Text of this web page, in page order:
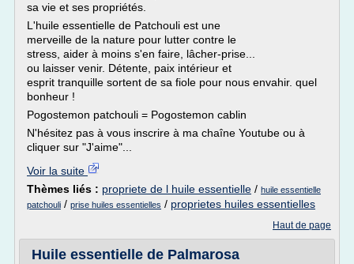
sa vie et ses propriétés.
L'huile essentielle de Patchouli est une
merveille de la nature pour lutter contre le
stress, aider à moins s'en faire, lâcher-prise...
ou laisser venir. Détente, paix intérieur et
esprit tranquille sortent de sa fiole pour nous envahir. quel
bonheur !
Pogostemon patchouli = Pogostemon cablin
N'hésitez pas à vous inscrire à ma chaîne Youtube ou à
cliquer sur "J'aime"...
Voir la suite
Thèmes liés : propriete de l huile essentielle / huile essentielle
patchouli / prise huiles essentielles / proprietes huiles essentielles
Haut de page
Huile essentielle de Palmarosa